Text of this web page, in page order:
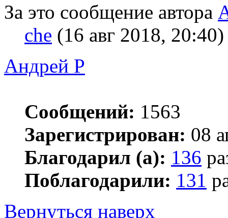
За это сообщение автора
che (16 авг 2018, 20:40)
Андрей Р
Сообщений: 1563
Зарегистрирован: 08
Благодарил (а): 136
Поблагодарили: 131
Вернуться наверх